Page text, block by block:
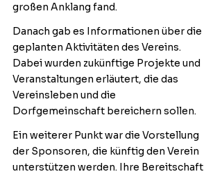
großen Anklang fand.
Danach gab es Informationen über die
geplanten Aktivitäten des Vereins.
Dabei wurden zukünftige Projekte und
Veranstaltungen erläutert, die das
Vereinsleben und die
Dorfgemeinschaft bereichern sollen.
Ein weiterer Punkt war die Vorstellung
der Sponsoren, die künftig den Verein
unterstützen werden. Ihre Bereitschaft